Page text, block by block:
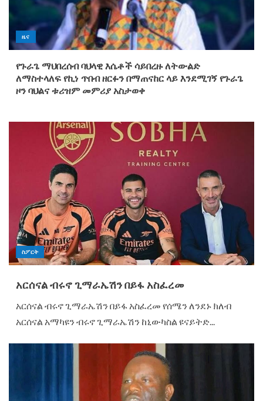
ዜና
የጉራጌ ማህበረሰብ ባህላዊ እሴቶች ሳይበረዙ ለትውልድ
ለማስተላለፍ የኪነ ጥበብ ዘርፉን በማጠናከር ላይ እንደሚገኝ የጉራጌ
ዞን ባህልና ቱሪዝም መምሪያ አስታወቀ
ስፖርት
አርሰናል ብሩኖ ጊማራኤሽን በይፋ አስፈረመ
አርሰናል ብሩኖ ጊማራኤሽን በይፋ አስፈረመ የሰሜን ለንደኑ ክለብ
አርሰናል አማካዩን ብሩኖ ጊማራኤሽን ከኒውካስል ዩናይትድ...